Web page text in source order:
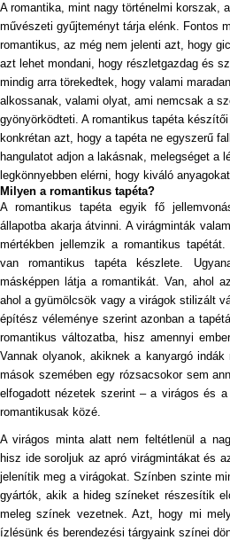
A romantika, mint nagy történelmi korszak,
művészeti gyűjteményt tárja elénk. Fontos
romantikus, az még nem jelenti azt, hogy
azt lehet mondani, hogy részletgazdag és
mindig arra törekedtek, hogy valami
alkossanak, valami olyat, ami nemcsak a
gyönyörködteti. A romantikus tapéta
konkrétan azt, hogy a tapéta ne egyszerű
hangulatot adjon a lakásnak, melegséget a
legkönnyebben elérni, hogy kiváló
Milyen a romantikus tapéta?
A romantikus tapéta egyik fő
állapotba akarja átvinni. A virágminták
mértékben jellemzik a romantikus
van romantikus tapéta készlete.
másképpen látja a romantikát. Van, ahol
ahol a gyümölcsök vagy a virágok stilizált
építész véleménye szerint azonban a
romantikus változatba, hisz amennyi
Vannak olyanok, akiknek a kanyargó
mások szemében egy rózsacsokor sem
elfogadott nézetek szerint – a virágos és
romantikusak közé.
A virágos minta alatt nem feltétlenül a
hisz ide soroljuk az apró virágmintákat és
jelenítik meg a virágokat. Színben szinte
gyártók, akik a hideg színeket részesítik
meleg színek vezetnek. Azt, hogy mi
ízlésünk és berendezési tárgyaink színei